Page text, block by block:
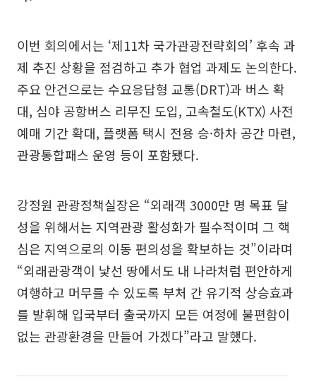
이번 회의에서는 ‘제11차 국가관광전략회의’ 후속 과
제 추진 상황을 점검하고 추가 협업 과제도 논의한다.
주요 안건으로는 수요응답형 교통(DRT)과 버스 확
대, 심야 공항버스 리무진 도입, 고속철도(KTX) 사전
예매 기간 확대, 플랫폼 택시 전용 승·하차 공간 마련,
관광통합패스 운영 등이 포함됐다.
강정원 관광정책실장은 “외래객 3000만 명 목표 달
성을 위해서는 지역관광 활성화가 필수적이며 그 핵
심은 지역으로의 이동 편의성을 확보하는 것”이라며
“외래관광객이 낯선 땅에서도 내 나라처럼 편안하게
여행하고 머무를 수 있도록 부처 간 유기적 상승효과
를 발휘해 입국부터 출국까지 모든 여정에 불편함이
없는 관광환경을 만들어 가겠다”라고 말했다.